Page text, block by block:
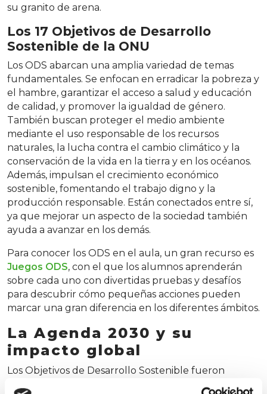
su granito de arena.
Los 17 Objetivos de Desarrollo
Sostenible de la ONU
Los ODS abarcan una amplia variedad de temas
fundamentales. Se enfocan en erradicar la pobreza y
el hambre, garantizar el acceso a salud y educación
de calidad, y promover la igualdad de género.
También buscan proteger el medio ambiente
mediante el uso responsable de los recursos
naturales, la lucha contra el cambio climático y la
conservación de la vida en la tierra y en los océanos.
Además, impulsan el crecimiento económico
sostenible, fomentando el trabajo digno y la
producción responsable. Están conectados entre sí,
ya que mejorar un aspecto de la sociedad también
ayuda a avanzar en los demás.
Para conocer los ODS en el aula, un gran recurso es
Juegos ODS, con el que los alumnos aprenderán
sobre cada uno con divertidas pruebas y desafíos
para descubrir cómo pequeñas acciones pueden
marcar una gran diferencia en los diferentes ámbitos.
La Agenda 2030 y su
impacto global
Los Objetivos de Desarrollo Sostenible fueron
aprobados como parte de la Agenda 2030, un plan